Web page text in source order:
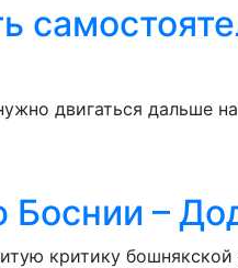
двигаться дальше
Боснии –
критику